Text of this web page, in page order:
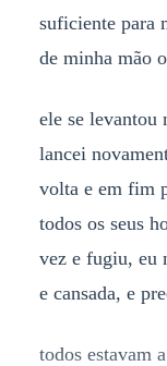
suficiente para
de minha mão
ele se levantou
lancei
volta e em fim
todos os seus
vez e fugiu, eu
e cansada, e
todos estavam